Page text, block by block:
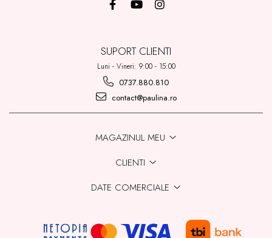
SUPORT CLIENTI
Luni - Vineri: 9:00 - 15:00
0737.880.810
contact@paulina.ro
MAGAZINUL MEU
CLIENTI
DATE COMERCIALE